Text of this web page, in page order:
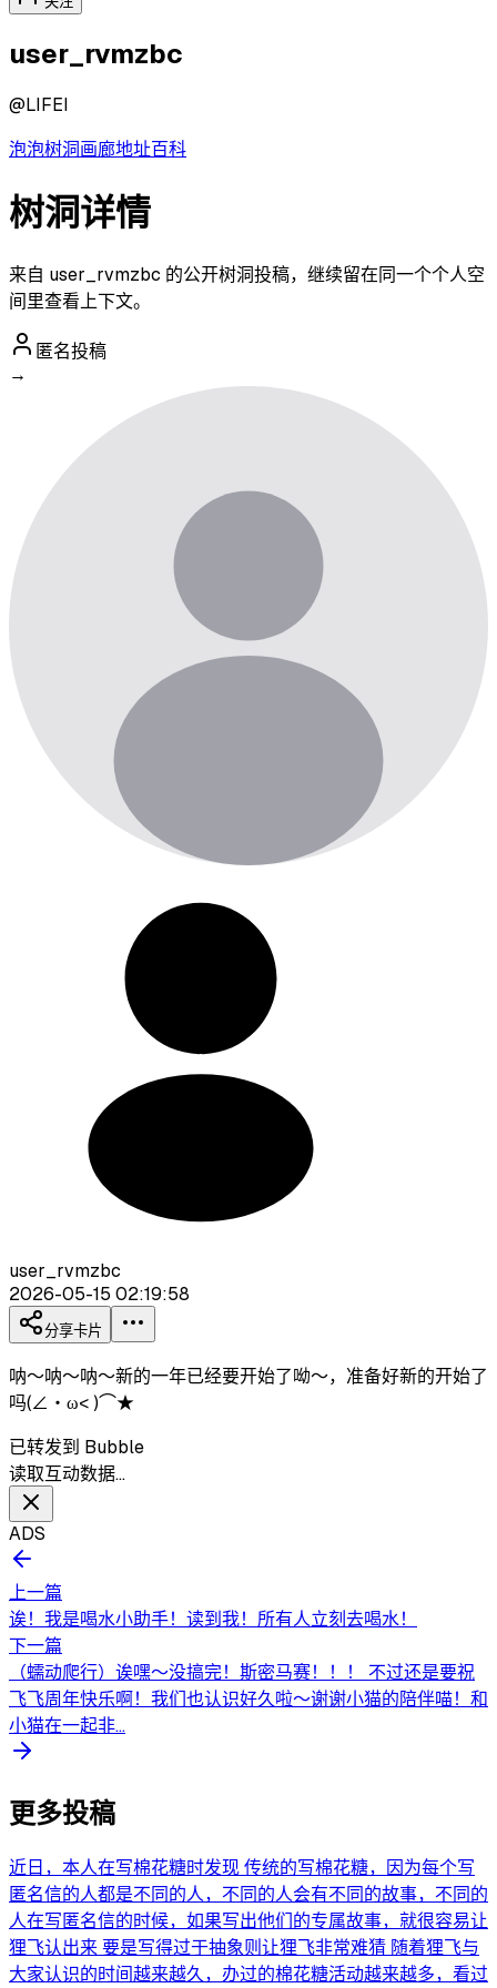
user_rvmzbc
@LIFEI
泡泡树洞画廊地址百科
树洞详情
来自 user_rvmzbc 的公开树洞投稿，继续留在同一个个人空
间里查看上下文。
匿名投稿
→
user_rvmzbc
2026-05-15 02:19:58
分享卡片
呐～呐～呐～新的一年已经要开始了呦～，准备好新的开始了
吗(∠・ω< )⌒★
已转发到 Bubble
读取互动数据…
ADS
上一篇
诶！我是喝水小助手！读到我！所有人立刻去喝水！
下一篇
（蠕动爬行）诶嘿～没搞完！斯密马赛！！！ 不过还是要祝
飞飞周年快乐啊！我们也认识好久啦～谢谢小猫的陪伴喵！和
小猫在一起非...
更多投稿
近日，本人在写棉花糖时发现 传统的写棉花糖，因为每个写
匿名信的人都是不同的人，不同的人会有不同的故事，不同的
人在写匿名信的时候，如果写出他们的专属故事，就很容易让
狸飞认出来 要是写得过于抽象则让狸飞非常难猜 随着狸飞与
大家认识的时间越来越久，办过的棉花糖活动越来越多，看过